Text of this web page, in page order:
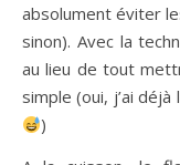
absolument éviter
sinon). Avec la
au lieu de tout
simple (oui, j’ai
)